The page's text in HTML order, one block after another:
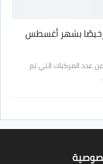
ترخيصًا بشهر أغسطس
عدد المركبات التي تم